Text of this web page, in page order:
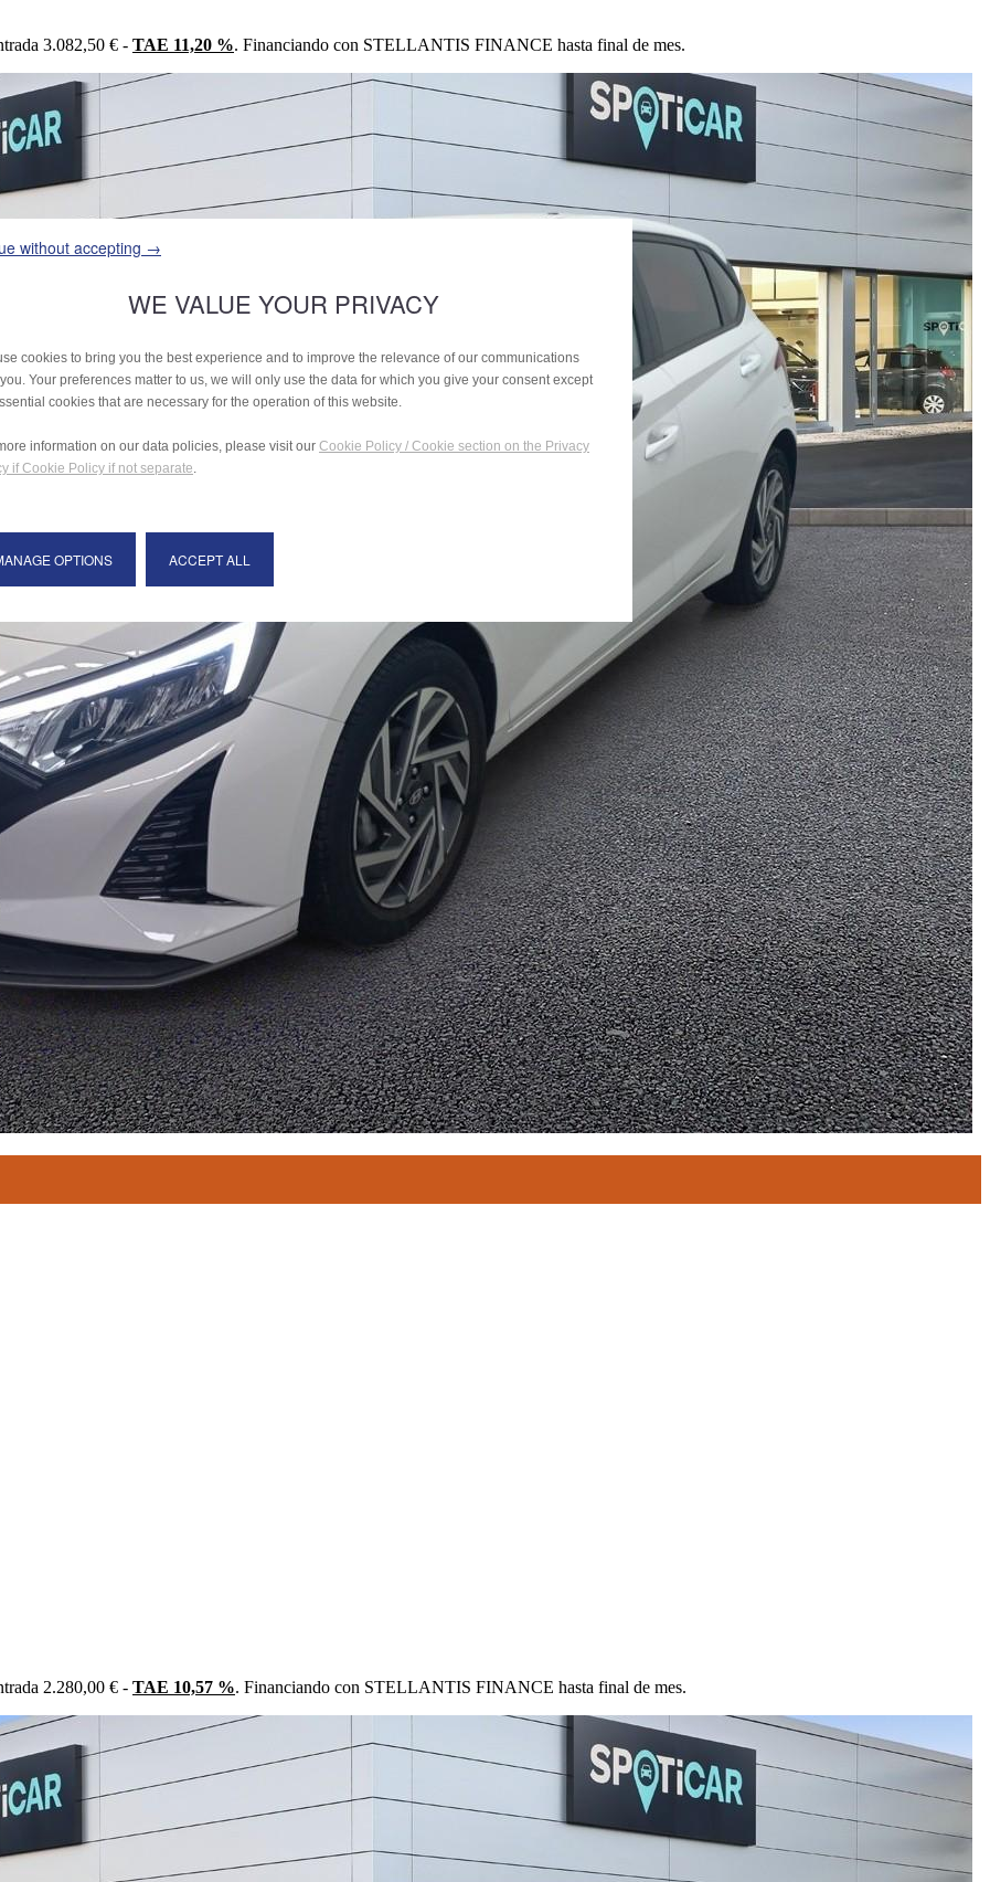
3.082,50 € - TAE 11,20 %. Financiando con STELLANTIS FINANCE hasta final de mes.
2.280,00 € - TAE 10,57 %. Financiando con STELLANTIS FINANCE hasta final de mes.
without accepting →
WE VALUE YOUR PRIVACY
cookies to bring you the best experience and to improve the relevance of our communications
Your preferences matter to us, we will only use the data for which you give your consent except
cookies that are necessary for the operation of this website.
information on our data policies, please visit our Cookie Policy / Cookie section on the Privacy
if Cookie Policy if not separate.
MANAGE OPTIONS ACCEPT ALL